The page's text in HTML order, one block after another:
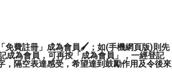
免費註冊」成為會員🖌️；如(手機網頁版)則先
成為會員，可再按「成為會員」，一經登記
，隔空表達感受，希望達到鼓勵作用及令後來